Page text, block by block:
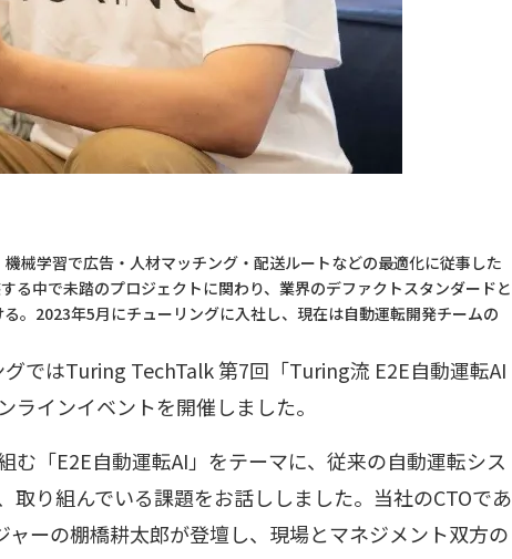
械学習で広告・人材マッチング・配送ルートなどの最適化に従事した
る中で未踏のプロジェクトに関わり、業界のデファクトスタンダードと
。2023年5月にチューリングに入社し、現在は自動運転開発チームの
ではTuring TechTalk 第7回「Turing流 E2E自動運転AI
インイベントを開催しました。
む「E2E自動運転AI」をテーマに、従来の自動運転シス
取り組んでいる課題をお話ししました。当社のCTOであ
ャーの棚橋耕太郎が登壇し、現場とマネジメント双方の